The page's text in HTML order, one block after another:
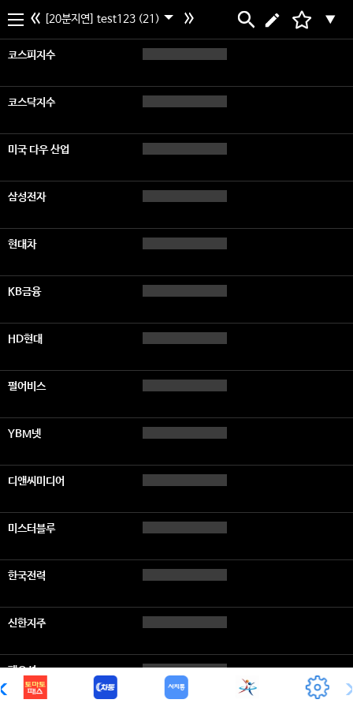
[20분지연] test123 (21) ▼
코스피지수
코스닥지수
미국 다우 산업
삼성전자
현대차
KB금융
HD현대
펄어비스
YBM넷
디앤씨미디어
미스터블루
한국전력
신한지주
팬오션